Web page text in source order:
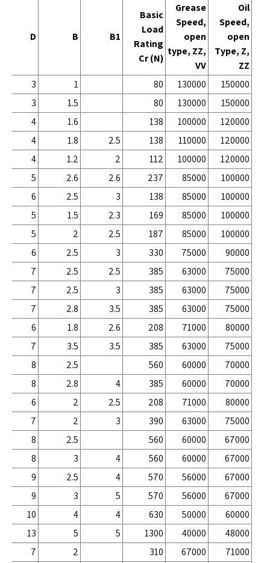
D B B1
Basic
Load
Rating
Cr (N)
Grease
Speed,
open
type, ZZ,
VV
Oil
Speed,
open
Type, Z,
ZZ
3
1 80 130000
150000
3
1.5 80 130000
150000
4
1.6 138 100000
120000
4
1.8 2.5 138 110000
120000
4
1.2 2 112 100000
120000
5
2.6 2.6 237 85000
100000
6
2.5 3 138 85000
100000
5
1.5 2.3 169 85000
100000
5
2 2.5 187 85000
100000
6
2.5 3 330 75000
90000
7
2.5 2.5 385 63000
75000
7
2.5 3 385 63000
75000
7
2.8 3.5 385 63000
75000
6
1.8 2.6 208 71000
80000
7
3.5 3.5 385 63000
75000
8
2.5 560 60000
70000
8
2.8 4 385 60000
70000
6
2 2.5 208 71000
80000
7
2 3 390 63000
75000
8
2.5 560 60000
67000
8
3 4 560 60000
67000
9
2.5 4 570 56000
67000
9
3 5 570 56000
67000
10
4 4 630 50000
60000
13
5 5 1300 40000
48000
7
2 310 67000
71000